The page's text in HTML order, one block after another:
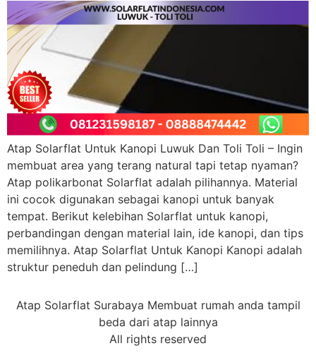
Atap Solarflat Untuk Kanopi Luwuk Dan Toli Toli – Ingin
membuat area yang terang natural tapi tetap nyaman?
Atap polikarbonat Solarflat adalah pilihannya. Material
ini cocok digunakan sebagai kanopi untuk banyak
tempat. Berikut kelebihan Solarflat untuk kanopi,
perbandingan dengan material lain, ide kanopi, dan tips
memilihnya. Atap Solarflat Untuk Kanopi Kanopi adalah
struktur peneduh dan pelindung […]
Atap Solarflat Surabaya Membuat rumah anda tampil
beda dari atap lainnya
All rights reserved